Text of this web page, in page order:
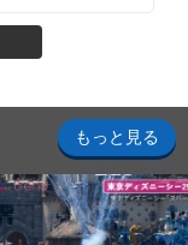
もっと見る